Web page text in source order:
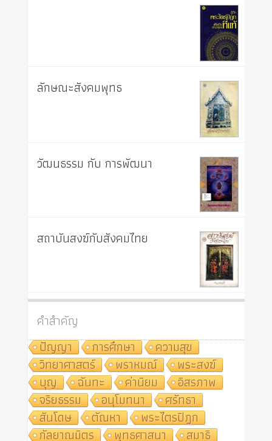
ลักษณะสังคมพุทธ
วัฒนธรรม กับ การพัฒนา
สถาบันสงฆ์กับสังคมไทย
คำสำคัญ
ปัญญา
การศึกษา
ความสุข
วิทยาศาสตร์
พราหมณ์
พระสงฆ์
บุญ
ฉันทะ ค่านิยม
อิสรภาพ
จริยธรรม
อนุโมทนา
ศรัทธา
สันโดษ
ตัณหา
พระไตรปิฎก
กัลยาณมิตร
พุทธศาสนา สมาธิ